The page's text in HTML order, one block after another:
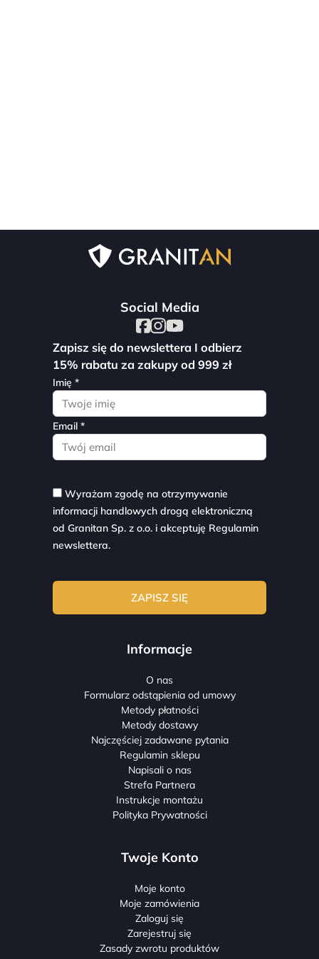
Social Media
Zapisz się do newslettera I odbierz
15% rabatu za zakupy od 999 zł
Imię *
Email *
Wyrażam zgodę na otrzymywanie
informacji handlowych drogą elektroniczną
od Granitan Sp. z o.o. i akceptuję Regulamin
newslettera.
Informacje
O nas
Formularz odstąpienia od umowy
Metody płatności
Metody dostawy
Najczęściej zadawane pytania
Regulamin sklepu
Napisali o nas
Strefa Partnera
Instrukcje montażu
Polityka Prywatności
Twoje Konto
Moje konto
Moje zamówienia
Zaloguj się
Zarejestruj się
Zasady zwrotu produktów